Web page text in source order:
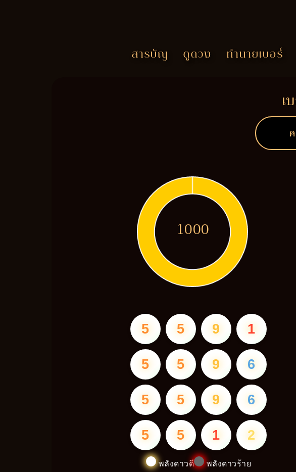
สารบัญ ดูดวง ทำนายเบอร์
เ
1000
5 5 9 1
5 5 9 6
5 5 9 6
5 5 1 2
พลังดาวดี พลังดาวร้าย